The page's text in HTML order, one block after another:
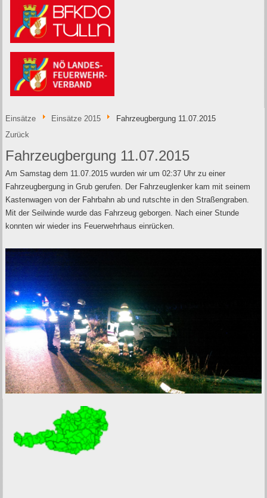
Einsätze Einsätze 2015
Fahrzeugbergung 11.07.2015
Zurück
Fahrzeugbergung 11.07.2015
Am Samstag dem 11.07.2015 wurden wir um 02:37 Uhr zu einer
Fahrzeugbergung in Grub gerufen. Der Fahrzeuglenker kam mit seinem
Kastenwagen von der Fahrbahn ab und rutschte in den Straßengraben.
Mit der Seilwinde wurde das Fahrzeug geborgen. Nach einer Stunde
konnten wir wieder ins Feuerwehrhaus einrücken.